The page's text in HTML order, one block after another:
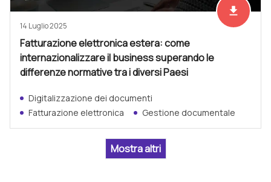
Scarica
file_download
14 Luglio 2025
Fatturazione elettronica estera: come
internazionalizzare il business superando le
differenze normative tra i diversi Paesi
Digitalizzazione dei documenti
Fatturazione elettronica
Gestione documentale